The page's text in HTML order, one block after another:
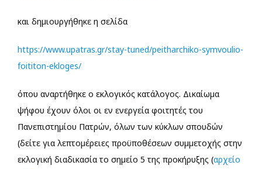
και δημιουργήθηκε η σελίδα
https://www.upatras.gr/stay-tuned/peitharchiko-symvoulio-
foititon-ekloges/
όπου αναρτήθηκε ο εκλογικός κατάλογος. Δικαίωμα
ψήφου έχουν όλοι οι εν ενεργεία φοιτητές του
Πανεπιστημίου Πατρών, όλων των κύκλων σπουδών
(δείτε για λεπτομέρειες προϋποθέσεων συμμετοχής στην
εκλογική διαδικασία το σημείο 5 της προκήρυξης (αρχείο